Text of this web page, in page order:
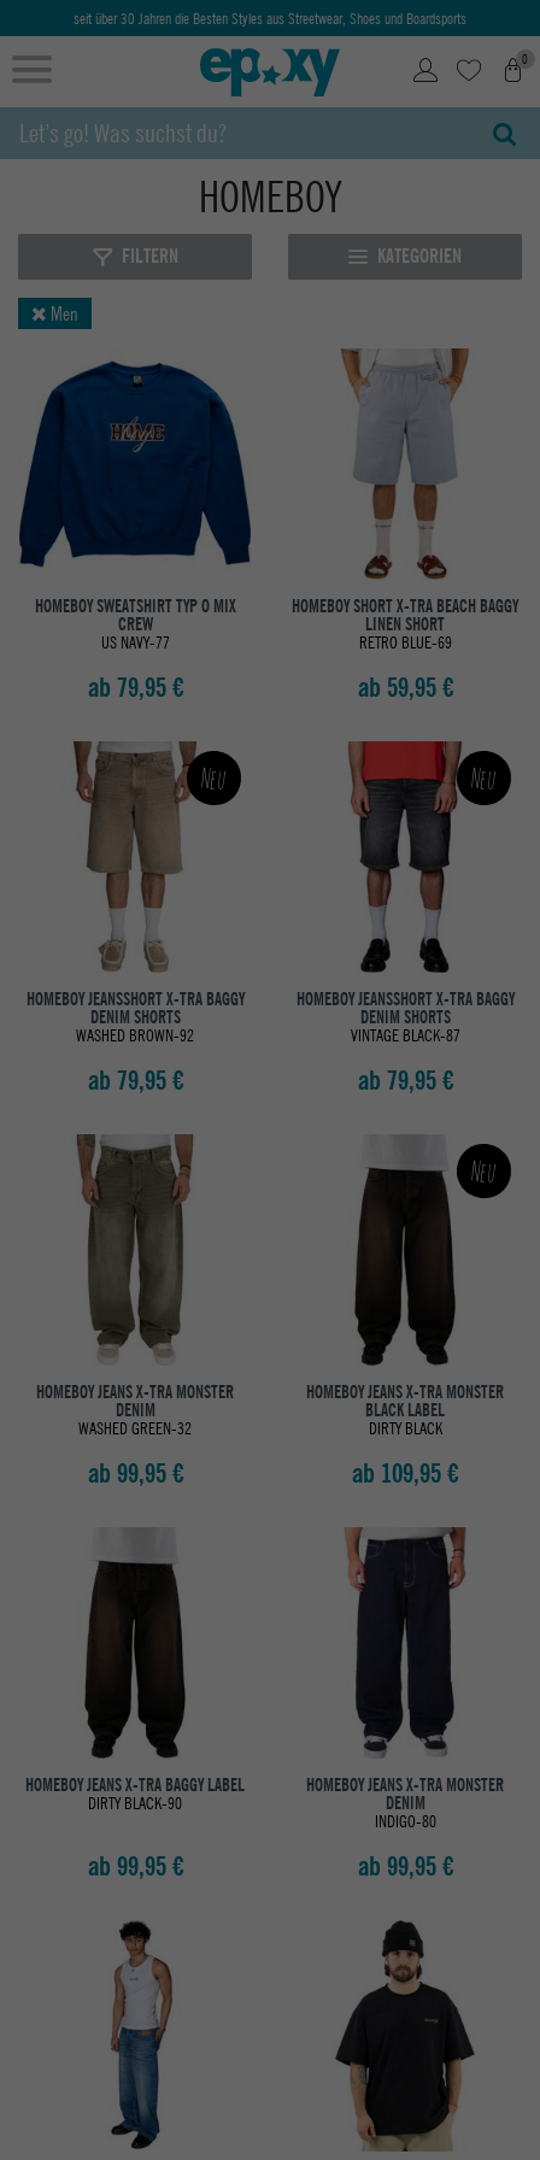
Ab 50€ kostenlose Lieferung & Retoure
0
HOMEBOY
FILTERN KATEGORIEN
Men
HOMEBOY SWEATSHIRT TYP O MIX
CREW
US NAVY-77
ab 79,95 €
HOMEBOY SHORT X-TRA BEACH BAGGY
LINEN SHORT
RETRO BLUE-69
ab 59,95 €
Neu
HOMEBOY JEANSSHORT X-TRA BAGGY
DENIM SHORTS
WASHED BROWN-92
ab 79,95 €
Neu
HOMEBOY JEANSSHORT X-TRA BAGGY
DENIM SHORTS
VINTAGE BLACK-87
ab 79,95 €
HOMEBOY JEANS X-TRA MONSTER
DENIM
WASHED GREEN-32
ab 99,95 €
Neu
HOMEBOY JEANS X-TRA MONSTER
BLACK LABEL
DIRTY BLACK
ab 109,95 €
HOMEBOY JEANS X-TRA BAGGY LABEL
DIRTY BLACK-90
ab 99,95 €
HOMEBOY JEANS X-TRA MONSTER
DENIM
INDIGO-80
ab 99,95 €